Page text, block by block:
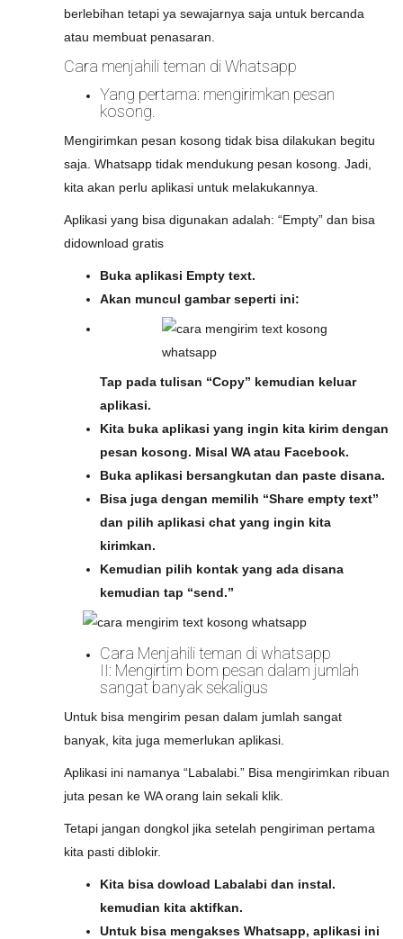
berlebihan tetapi ya sewajarnya saja untuk bercanda
atau membuat penasaran.
Cara menjahili teman di Whatsapp
Yang pertama: mengirimkan pesan
kosong.
Mengirimkan pesan kosong tidak bisa dilakukan begitu
saja. Whatsapp tidak mendukung pesan kosong. Jadi,
kita akan perlu aplikasi untuk melakukannya.
Aplikasi yang bisa digunakan adalah: “Empty” dan bisa
didownload gratis
Buka aplikasi Empty text.
Akan muncul gambar seperti ini:
Tap pada tulisan “Copy” kemudian keluar
aplikasi.
Kita buka aplikasi yang ingin kita kirim dengan
pesan kosong. Misal WA atau Facebook.
Buka aplikasi bersangkutan dan paste disana.
Bisa juga dengan memilih “Share empty text”
dan pilih aplikasi chat yang ingin kita
kirimkan.
Kemudian pilih kontak yang ada disana
kemudian tap “send.”
Cara Menjahili teman di whatsapp
II: Mengirtim bom pesan dalam jumlah
sangat banyak sekaligus
Untuk bisa mengirim pesan dalam jumlah sangat
banyak, kita juga memerlukan aplikasi.
Aplikasi ini namanya “Labalabi.” Bisa mengirimkan ribuan
juta pesan ke WA orang lain sekali klik.
Tetapi jangan dongkol jika setelah pengiriman pertama
kita pasti diblokir.
Kita bisa dowload Labalabi dan instal.
kemudian kita aktifkan.
Untuk bisa mengakses Whatsapp, aplikasi ini